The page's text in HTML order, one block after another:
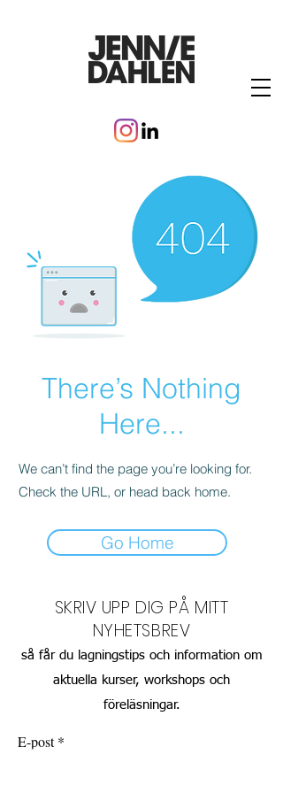
There’s Nothing
Here...
We can’t find the page you’re looking for.
Check the URL, or head back home.
Go Home
SKRIV UPP DIG PÅ MITT
NYHETSBREV
så får du lagningstips och information om
aktuella kurser, workshops och
föreläsningar.
E-post